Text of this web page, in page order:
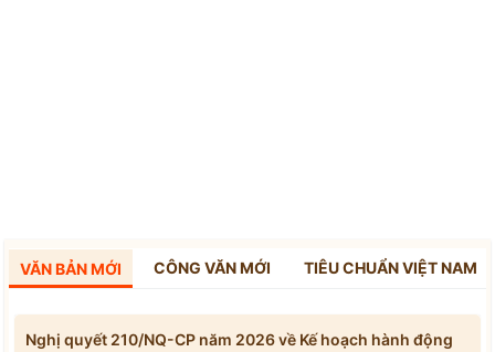
VĂN BẢN MỚI CÔNG VĂN MỚI TIÊU CHUẨN VIỆT NAM
Nghị quyết 210/NQ-CP năm 2026 về Kế hoạch hành động